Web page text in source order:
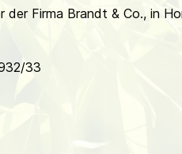
der Firma Brandt & Co., in
33